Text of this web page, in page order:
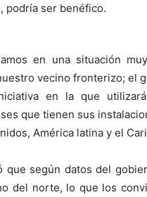
podría ser benéfico.
en una situación
vecino fronterizo; el
en la que
que tienen sus
América latina y el
que según datos del
del norte, lo que los